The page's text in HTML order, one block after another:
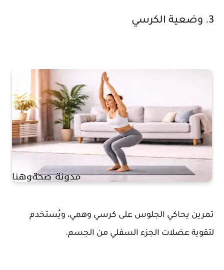
3. وضعية الكرسي
تمرين يحاكي الجلوس على كرسي وهمي، ويُستخدم
لتقوية عضلات الجزء السفلي من الجسم.